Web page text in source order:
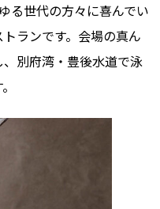
る世代の方々に喜んでい
ランです。会場の真ん
別府湾・豊後水道で泳